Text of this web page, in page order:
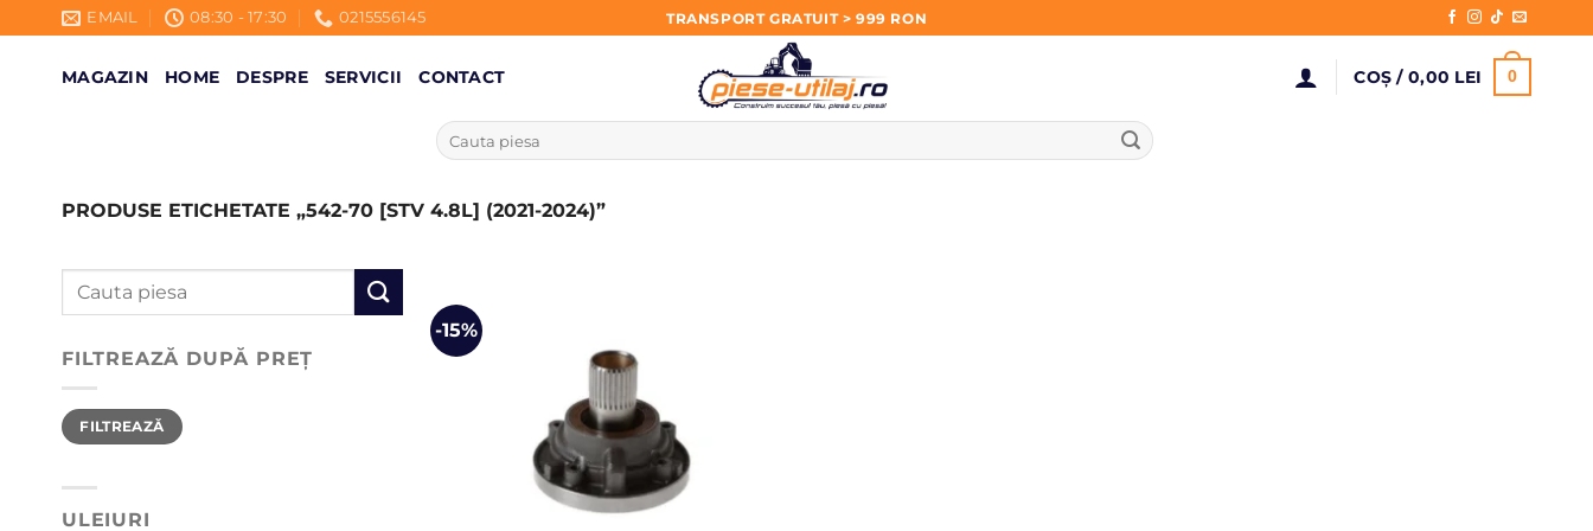
to
content
EMAIL 08:30 - 17:30 0215556145 TRANSPORT GRATUIT > 999 RON
MAGAZIN HOME DESPRE SERVICII CONTACT COȘ / 0,00 LEI 0
Caută
după:
PRODUSE ETICHETATE „542-70 [STV 4.8L] (2021-2024)”
Caută
FILTREAZĂ DUPĂ PREȚ
Preț
minim
Preț
maxim
FILTREAZĂ
ULEIURI
-15%